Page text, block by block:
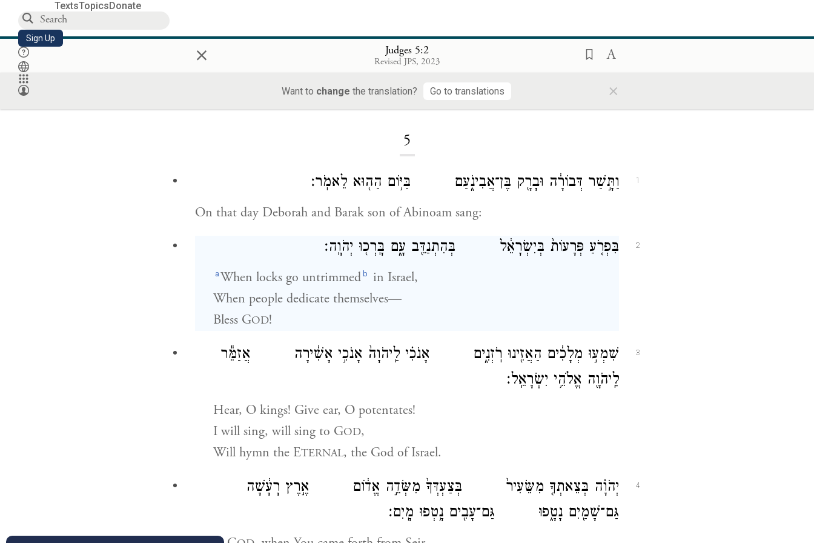
TextsTopicsDonate
Sign Up × Judges 5:2
Revised JPS, 2023
Want to change the translation? Go to translations ×
5
1 וַתָּ֣שַׁר דְּבוֹרָ֔ה וּבָרָ֖ק בֶּן־אֲבִינֹ֑עַם בַּיּ֥וֹם הַה֖וּא לֵאמֹֽר׃
On that day Deborah and Barak son of Abinoam sang:
2 בִּפְרֹ֤עַ פְּרָעוֹת֙ בְּיִשְׂרָאֵ֔ל בְּהִתְנַדֵּ֖ב עָ֑ם בָּֽרְכ֖וּ יְהֹוָֽה׃
aWhen locks go untrimmedb in Israel,
When people dedicate themselves—
Bless GOD!
3
שִׁמְע֣וּ מְלָכִ֔ים הַאֲזִ֖ינוּ רֹֽזְנִ֑ים אָנֹכִ֗י לַֽיהֹוָה֙ אָנֹכִ֣י אָשִׁ֔ירָה אֲזַמֵּ֕ר
לַֽיהֹוָ֖ה אֱלֹהֵ֥י יִשְׂרָאֵֽל׃
Hear, O kings! Give ear, O potentates!
I will sing, will sing to GOD,
Will hymn the ETERNAL, the God of Israel.
4
יְהֹוָ֗ה בְּצֵאתְךָ֤ מִשֵּׂעִיר֙ בְּצַעְדְּךָ֙ מִשְּׂדֵ֣ה אֱד֔וֹם אֶ֣רֶץ רָעָ֔שָׁה
גַּם־שָׁמַ֖יִם נָטָ֑פוּ גַּם־עָבִ֖ים נָ֥טְפוּ מָֽיִם׃